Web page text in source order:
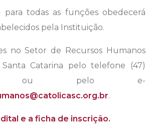
para todas as funções obedecerá
pela Instituição.
no Setor de Recursos Humanos
Catarina pelo telefone (47)
ou pelo e-
.
e a ficha de inscrição.